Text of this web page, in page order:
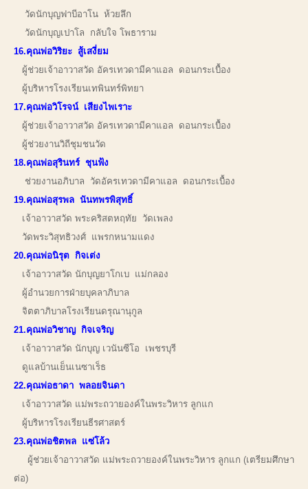
วัดนักบุญฟาบีอาโน ห้วยลึก
วัดนักบุญเปาโล กลับใจ โพธาราม
16.คุณพ่อวิริยะ สู้เสงี่ยม
ผู้ช่วยเจ้าอาวาสวัด อัครเทวดามีคาแอล ดอนกระเบื้อง
ผู้บริหารโรงเรียนเทพินทร์พิทยา
17.คุณพ่อวิโรจน์ เสียงไพเราะ
ผู้ช่วยเจ้าอาวาสวัด อัครเทวดามีคาแอล ดอนกระเบื้อง
ผู้ช่วยงานวิถีชุมชนวัด
18.คุณพ่อสุรินทร์ ชุนฟ้ง
ช่วยงานอภิบาล วัดอัครเทวดามีคาแอล ดอนกระเบื้อง
19.คุณพ่อสุรพล นันทพรพิสุทธิ์
เจ้าอาวาสวัด พระคริสตหฤทัย วัดเพลง
วัดพระวิสุทธิวงศ์ แพรกหนามแดง
20.คุณพ่อนิรุต กิจเต่ง
เจ้าอาวาสวัด นักบุญยาโกเบ แม่กลอง
ผู้อำนวยการฝ่ายบุคลาภิบาล
จิตตาภิบาลโรงเรียนดรุณานุกูล
21.คุณพ่อวิชาญ กิจเจริญ
เจ้าอาวาสวัด นักบุญ เวนันซีโอ เพชรบุรี
ดูแลบ้านเย็นเนซาเร็ธ
22.คุณพ่อธาดา พลอยจินดา
เจ้าอาวาสวัด แม่พระถวายองค์ในพระวิหาร ลูกแก
ผู้บริหารโรงเรียนธีรศาสตร์
23.คุณพ่อชิตพล แซ่โล้ว
ผู้ช่วยเจ้าอาวาสวัด แม่พระถวายองค์ในพระวิหาร ลูกแก (เตรียมศึกษา
ต่อ)